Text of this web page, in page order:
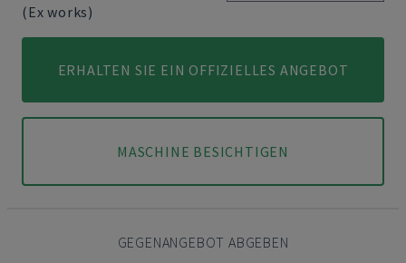
(Ex works)
ERHALTEN SIE EIN OFFIZIELLES ANGEBOT
MASCHINE BESICHTIGEN
GEGENANGEBOT ABGEBEN